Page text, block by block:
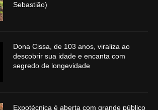
Sebastião)
Dona Cissa, de 103 anos, viraliza ao
descobrir sua idade e encanta com
segredo de longevidade
Expotécnica é aberta com grande público